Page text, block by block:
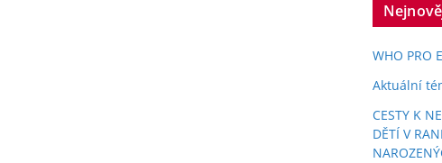
WHO PRO
Aktuální
CESTY K
DĚTÍ V